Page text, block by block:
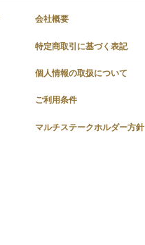
会社概要
特定商取引に基づく表記
個人情報の取扱について
ご利用条件
マルチステークホルダー方針